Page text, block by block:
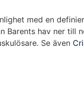
med en
Barents hav ner till
Se även